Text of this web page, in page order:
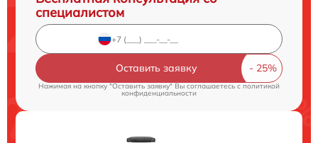
специалистом
Оставить заявку
Нажимая на кнопку "Оставить заявку" Вы соглашаетесь c политикой
конфиденциальности